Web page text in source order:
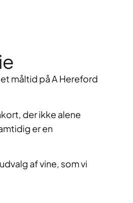
måltid på A Hereford
der ikke alene
er en
af vine, som vi